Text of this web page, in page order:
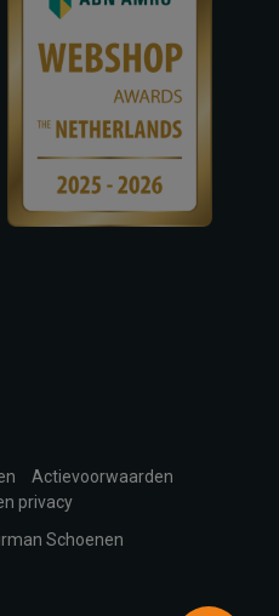
Actievoorwaarden
privacy
Schoenen